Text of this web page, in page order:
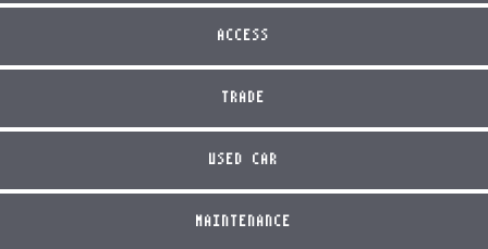
ACCESS
TRADE
USED CAR
MAINTENANCE